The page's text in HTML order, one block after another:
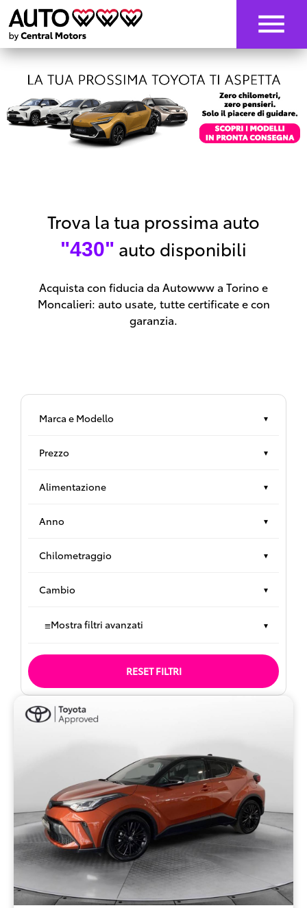
Trova la tua prossima auto
"430" auto disponibili
Acquista con fiducia da Autowww a Torino e
Moncalieri: auto usate, tutte certificate e con
garanzia.
Marca e Modello ▾
Prezzo ▾
Alimentazione ▾
Anno ▾
Chilometraggio ▾
Cambio ▾
≡Mostra filtri avanzati ▾
RESET FILTRI